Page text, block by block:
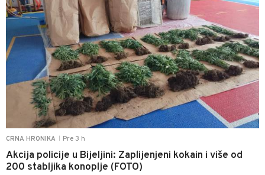
CRNA HRONIKA Pre 3 h
Akcija policije u Bijeljini: Zaplijenjeni kokain i više od
200 stabljika konoplje (FOTO)